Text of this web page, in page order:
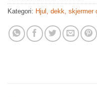
Kategori: Hjul, dekk, skjermer